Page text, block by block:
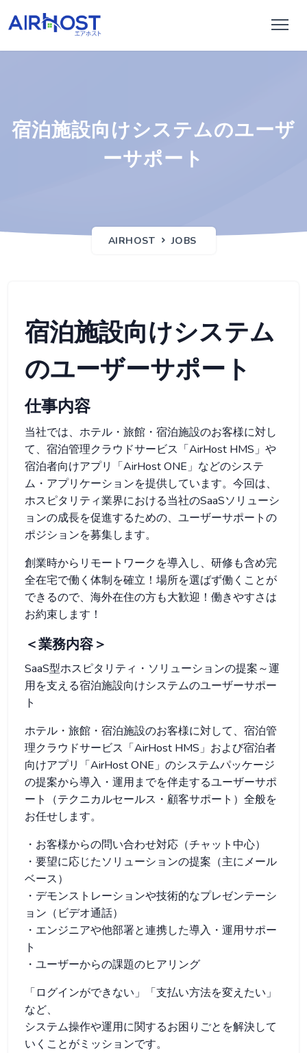
宿泊施設向けシステムのユーザ
ーサポート
AIRHOST JOBS
宿泊施設向けシステム
のユーザーサポート
仕事内容
当社では、ホテル・旅館・宿泊施設のお客様に対し
て、宿泊管理クラウドサービス「AirHost HMS」や
宿泊者向けアプリ「AirHost ONE」などのシステ
ム・アプリケーションを提供しています。今回は、
ホスピタリティ業界における当社のSaaSソリューシ
ョンの成長を促進するための、ユーザーサポートの
ポジションを募集します。
創業時からリモートワークを導入し、研修も含め完
全在宅で働く体制を確立！場所を選ばず働くことが
できるので、海外在住の方も大歓迎！働きやすさは
お約束します！
＜業務内容＞
SaaS型ホスピタリティ・ソリューションの提案～運
用を支える宿泊施設向けシステムのユーザーサポー
ト
ホテル・旅館・宿泊施設のお客様に対して、宿泊管
理クラウドサービス「AirHost HMS」および宿泊者
向けアプリ「AirHost ONE」のシステムパッケージ
の提案から導入・運用までを伴走するユーザーサポ
ート（テクニカルセールス・顧客サポート）全般を
お任せします。
・お客様からの問い合わせ対応（チャット中心）
・要望に応じたソリューションの提案（主にメール
ベース）
・デモンストレーションや技術的なプレゼンテーシ
ョン（ビデオ通話）
・エンジニアや他部署と連携した導入・運用サポー
ト
・ユーザーからの課題のヒアリング
「ログインができない」「支払い方法を変えたい」
など、
システム操作や運用に関するお困りごとを解決して
いくことがミッションです。